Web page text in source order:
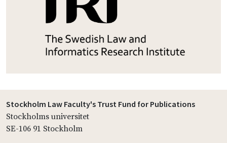
Stockholm Law Faculty's Trust Fund for Publications
Stockholms universitet
SE-106 91 Stockholm